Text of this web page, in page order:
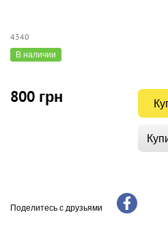
4340
В наличии
800 грн
Поделитесь с друзьями